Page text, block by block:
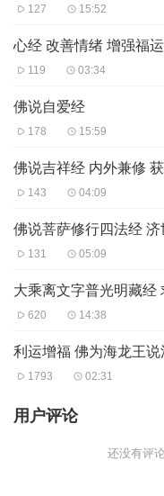
127 15:52
心经 改善情绪 增强福运
119 03:34
佛说自爱经
178 15:59
佛说吉祥经 内外兼修
143 04:09
佛说菩萨修行四法经 济
131 05:09
大乘离文字普光明藏经
620 14:38
利运增福 佛为海龙王说
1793 02:31
用户评论
还没有评